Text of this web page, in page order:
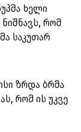
ხელი
რომ
საკუთარ
ზრდა ბრმა
რომ ის უკვე